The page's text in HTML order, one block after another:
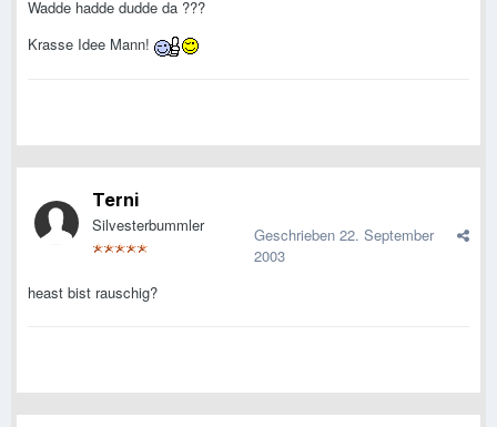
Wadde hadde dudde da ???
Krasse Idee Mann!
Terni
Silvesterbummler Geschrieben 22. September
2003
heast bist rauschig?